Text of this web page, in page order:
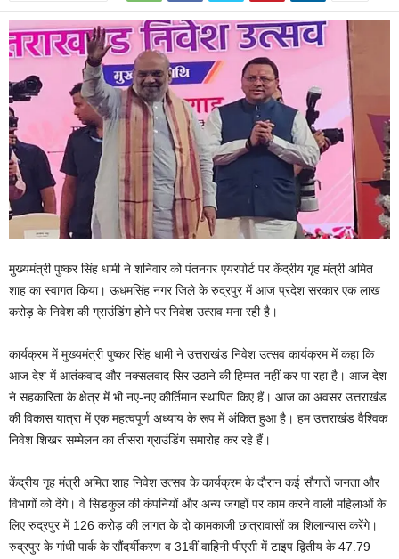
मुख्यमंत्री पुष्कर सिंह धामी ने शनिवार को पंतनगर एयरपोर्ट पर केंद्रीय गृह मंत्री अमित
शाह का स्वागत किया। ऊधमसिंह नगर जिले के रुद्रपुर में आज प्रदेश सरकार एक लाख
करोड़ के निवेश की ग्राउंडिंग होने पर निवेश उत्सव मना रही है।
कार्यक्रम में मुख्यमंत्री पुष्कर सिंह धामी ने उत्तराखंड निवेश उत्सव कार्यक्रम में कहा कि
आज देश में आतंकवाद और नक्सलवाद सिर उठाने की हिम्मत नहीं कर पा रहा है। आज देश
ने सहकारिता के क्षेत्र में भी नए-नए कीर्तिमान स्थापित किए हैं। आज का अवसर उत्तराखंड
की विकास यात्रा में एक महत्वपूर्ण अध्याय के रूप में अंकित हुआ है। हम उत्तराखंड वैश्विक
निवेश शिखर सम्मेलन का तीसरा ग्राउंडिंग समारोह कर रहे हैं।
केंद्रीय गृह मंत्री अमित शाह निवेश उत्सव के कार्यक्रम के दौरान कई सौगातें जनता और
विभागों को देंगे। वे सिडकुल की कंपनियों और अन्य जगहों पर काम करने वाली महिलाओं के
लिए रुद्रपुर में 126 करोड़ की लागत के दो कामकाजी छात्रावासों का शिलान्यास करेंगे।
रुद्रपुर के गांधी पार्क के सौंदर्यीकरण व 31वीं वाहिनी पीएसी में टाइप द्वितीय के 47.79